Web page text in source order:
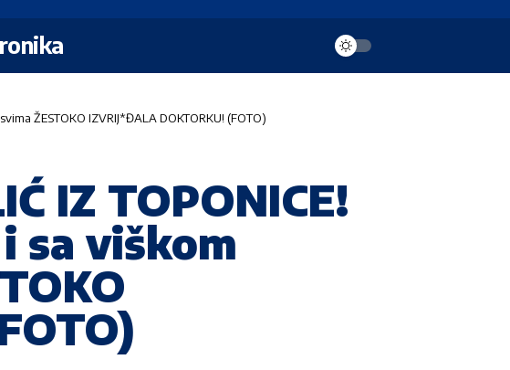
ŽESTOKO IZVRIJ*ĐALA DOKTORKU! (FOTO)
IZ TOPONICE!
sa viškom